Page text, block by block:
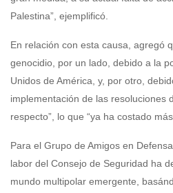
Palestina”, ejemplificó.
En relación con esta causa, agregó
genocidio, por un lado, debido a la
Unidos de América, y, por otro,
implementación de las resoluciones
respecto”, lo que “ya ha costado
Para el Grupo de Amigos en
labor del Consejo de Seguridad ha
mundo multipolar emergente,